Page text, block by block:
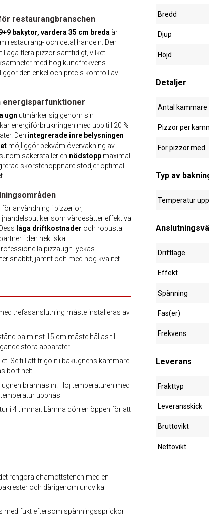
restaurangbranschen
bakytor, vardera 35 cm breda är
restaurang- och detaljhandeln. Den
flera pizzor samtidigt, vilket
med hög kundfrekvens.
den enkel och precis kontroll av
energisparfunktioner
ugn utmärker sig genom sin
energiförbrukningen med upp till 20 %
Den integrerade inre belysningen
möjliggör bekväm övervakning av
säkerställer en nödstopp maximal
skorstenöppnare stödjer optimal
användning i pizzerior,
som värdesätter effektiva
låga driftkostnader och robusta
i den hektiska
pizzaugn lyckas
snabbt, jämnt och med hög kvalitet.
trefasanslutning måste installeras av
på minst 15 cm måste hållas till
stora apparater
Se till att frigolit i bakugnens kammare
bort helt
brännas in. Höj temperaturen med
uppnås
i 4 timmar. Lämna dörren öppen för att
rengöra chamottstenen med en
och därigenom undvika
med fukt eftersom spänningssprickor
Bredd
Djup
Höjd
Detaljer
Antal kammare
Pizzor per
För pizzor med
Typ av
Temperatur upp
Driftläge
Effekt
Spänning
Fas(er)
Frekvens
Leverans
Frakttyp
Leveransskick
Bruttovikt
Nettovikt